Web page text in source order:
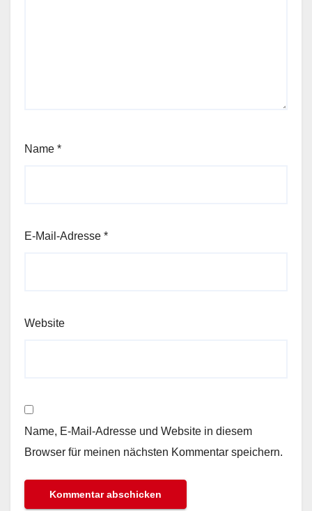
Name *
E-Mail-Adresse *
Website
Name, E-Mail-Adresse und Website in diesem
Browser für meinen nächsten Kommentar speichern.